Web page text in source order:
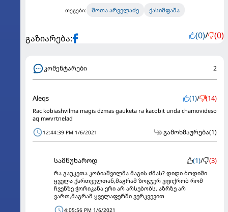
თეგები: შოთა არველაძე ქასიმფაშა
გაზიარება: (0)/ (0)
კომენტარები 2
Aleqs (1)/ (14)
Rac kobiashvilma magis dzmas gauketa ra kacobit unda chamovideso
aq mwvrtnelad
12:44:39 PM 1/6/2021 გამოხმაურება(1)
სამწუხაროდ (1)/ (3)
რა გაუკეთა კობიაშვილმა მაგის ძმას? დიდი ბოდიში
ყველა ქართველთან,მაგრამ ზოგჯერ ვფიქრობ რომ
ჩვენზე ჭორიკანა ერი არ არსებობს. აზრზე არ
ვართ,მაგრამ ყველაფერში ვერკვევით
4:05:56 PM 1/6/2021